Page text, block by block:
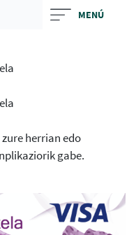
MENÚ
herrian edo
gabe.